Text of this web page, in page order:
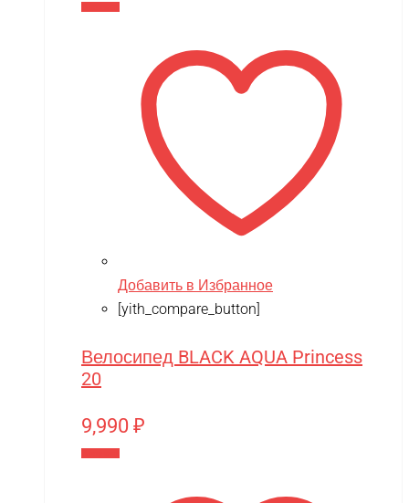
Добавить в Избранное
[yith_compare_button]
Велосипед BLACK AQUA Princess
20
9,990 ₽